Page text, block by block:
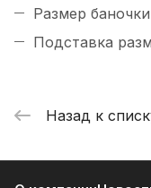
Размер
Подставка
Назад к